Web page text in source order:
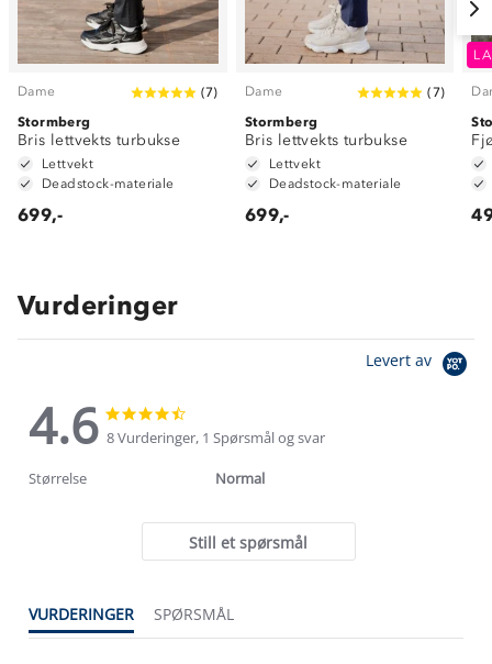
Dame (7)
Stormberg
Bris lettvekts turbukse
Lettvekt
Deadstock-materiale
699,-
Dame (7)
Stormberg
Bris lettvekts turbukse
Lettvekt
Deadstock-materiale
699,-
Vurderinger
Levert av
4.6
4.6
star
rating
star
rating
8 Vurderinger, 1 Spørsmål og svar
Størrelse Normal
Still et spørsmål
VURDERINGER SPØRSMÅL